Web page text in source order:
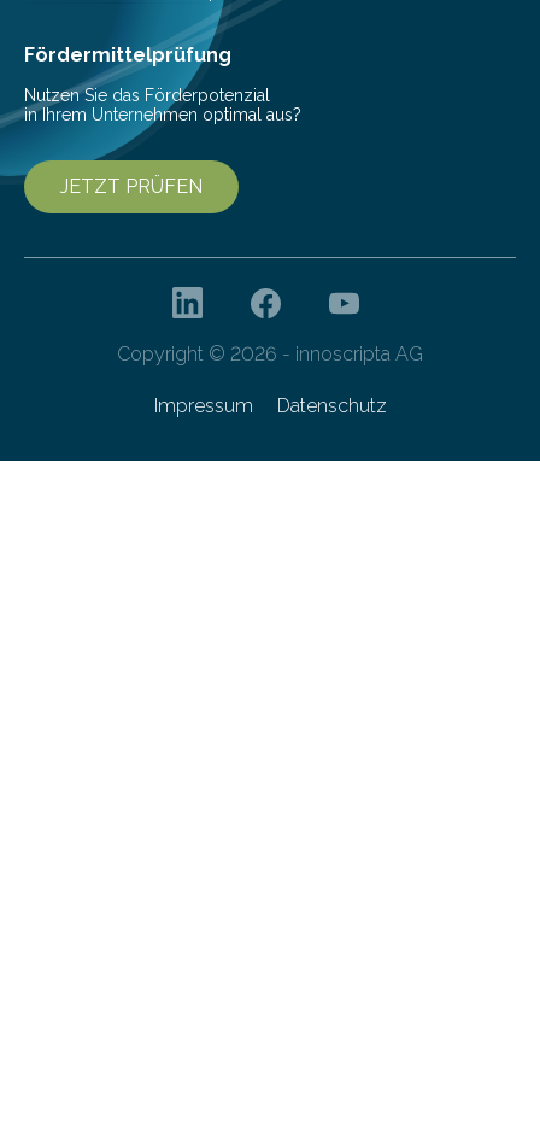
den Studierenden der Lebensmitteltechnologie
Franziska Diebel, Pauline Hoffmann und Yusuf Toprak
entwickelt. Mit nur…
Fördermittelprüfung
Nutzen Sie das Förderpotenzial
in Ihrem Unternehmen optimal aus?
JETZT PRÜFEN
Copyright © 2026 - innoscripta AG
Impressum Datenschutz